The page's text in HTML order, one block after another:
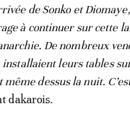
de Sonko et
à continuer sur cette
De nombreux
installaient leurs tables
dessus la nuit.
dakarois.